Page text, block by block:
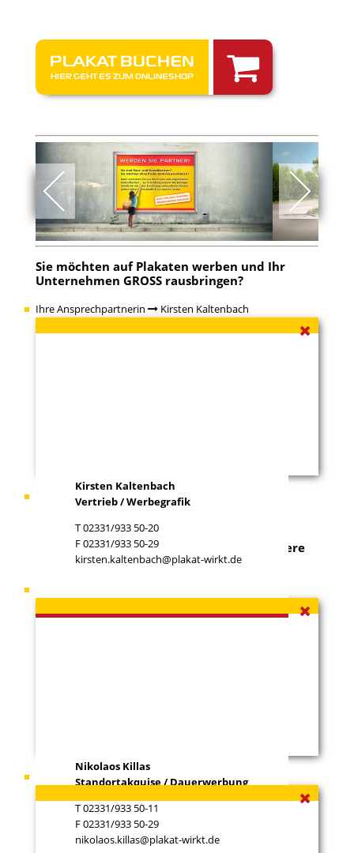
PLAKAT BUCHEN
HIER GEHT ES ZUM ONLINESHOP
Sie möchten auf Plakaten werben und Ihr
Unternehmen GROSS rausbringen?
Ihre Ansprechpartnerin Kirsten Kaltenbach
Kirsten Kaltenbach
Vertrieb / Werbegrafik
T 02331/933 50-20
F 02331/933 50-29
kirsten.kaltenbach@plakat-wirkt.de
Ihr Ansprechpartner Gabriel Otto
Sie haben ein Grundstück an dem wir unsere
Werbeflächen errichten können?
Nikolaos Killas
Standortakquise / Dauerwerbung
T 02331/933 50-11
F 02331/933 50-29
nikolaos.killas@plakat-wirkt.de
Ihr Ansprechpartner Rainer Krick